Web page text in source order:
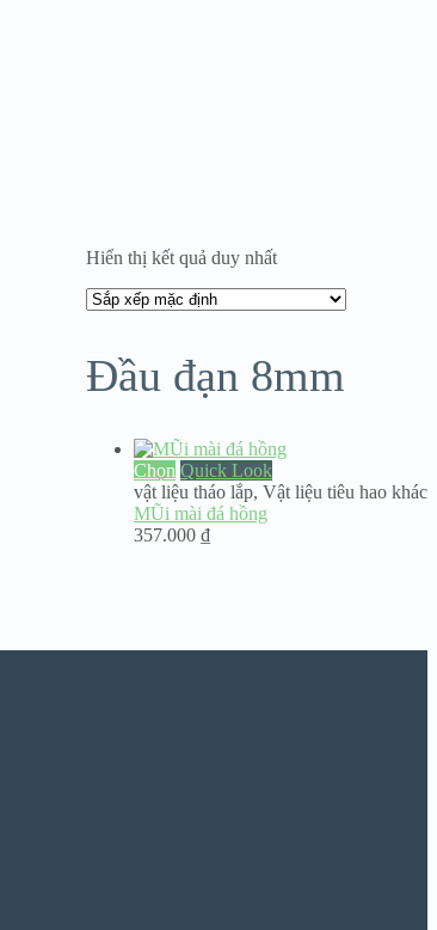
Hiển thị kết quả duy nhất
Đầu đạn 8mm
Chọn Quick Look
vật liệu tháo lắp, Vật liệu tiêu hao khác
MŨi mài đá hồng
357.000 ₫